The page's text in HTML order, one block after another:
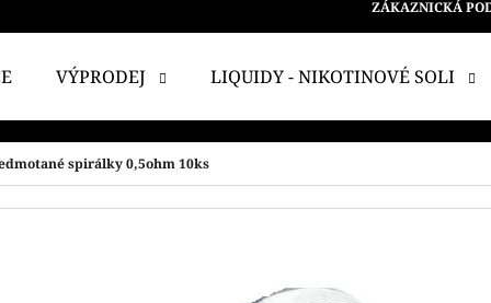
ZÁKAZNICKÁ
VÝPRODEJ LIQUIDY - NIKOTINOVÉ SOLI
spirálky 0,5ohm 10ks
NAJÍT?